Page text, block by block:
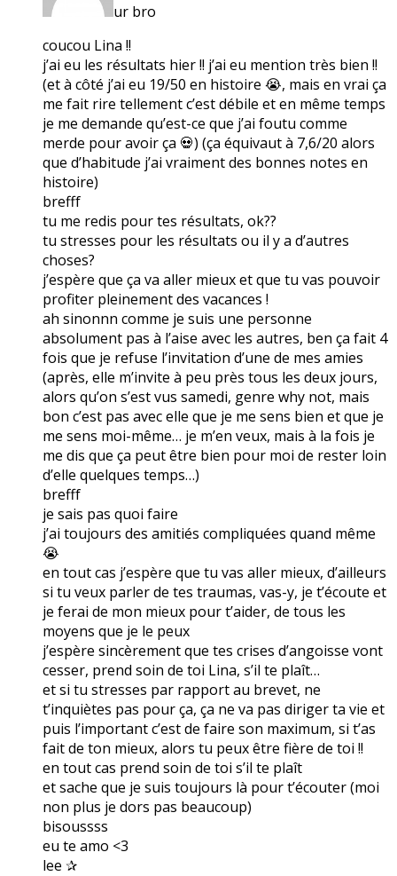
ur bro
coucou Lina !!
j’ai eu les résultats hier !! j’ai eu mention très bien !!
(et à côté j’ai eu 19/50 en histoire 😭, mais en vrai ça
me fait rire tellement c’est débile et en même temps
je me demande qu’est-ce que j’ai foutu comme
merde pour avoir ça 💀) (ça équivaut à 7,6/20 alors
que d’habitude j’ai vraiment des bonnes notes en
histoire)
brefff
tu me redis pour tes résultats, ok??
tu stresses pour les résultats ou il y a d’autres
choses?
j’espère que ça va aller mieux et que tu vas pouvoir
profiter pleinement des vacances !
ah sinonnn comme je suis une personne
absolument pas à l’aise avec les autres, ben ça fait 4
fois que je refuse l’invitation d’une de mes amies
(après, elle m’invite à peu près tous les deux jours,
alors qu’on s’est vus samedi, genre why not, mais
bon c’est pas avec elle que je me sens bien et que je
me sens moi-même… je m’en veux, mais à la fois je
me dis que ça peut être bien pour moi de rester loin
d’elle quelques temps…)
brefff
je sais pas quoi faire
j’ai toujours des amitiés compliquées quand même
😭
en tout cas j’espère que tu vas aller mieux, d’ailleurs
si tu veux parler de tes traumas, vas-y, je t’écoute et
je ferai de mon mieux pour t’aider, de tous les
moyens que je le peux
j’espère sincèrement que tes crises d’angoisse vont
cesser, prend soin de toi Lina, s’il te plaît…
et si tu stresses par rapport au brevet, ne
t’inquiètes pas pour ça, ça ne va pas diriger ta vie et
puis l’important c’est de faire son maximum, si t’as
fait de ton mieux, alors tu peux être fière de toi !!
en tout cas prend soin de toi s’il te plaît
et sache que je suis toujours là pour t’écouter (moi
non plus je dors pas beaucoup)
bisoussss
eu te amo <3
lee ✰